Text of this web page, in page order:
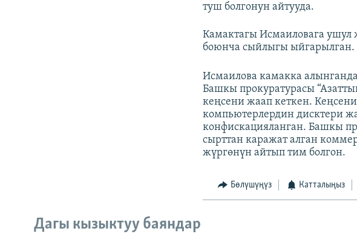
туш болгонун айтууда.
Камактагы Исмаиловага
боюнча сыйлыгы ыйгарылган.
Исмаилова камакка
Башкы прокуратурасы
кеңсени жаап кеткен.
компьютерлердин дисктери
конфискацияланган. Башкы
сырттан каражат алган
жүргөнүн айтып тим болгон.
Бөлүшүңүз Катталыңыз
Дагы кызыктуу баяндар